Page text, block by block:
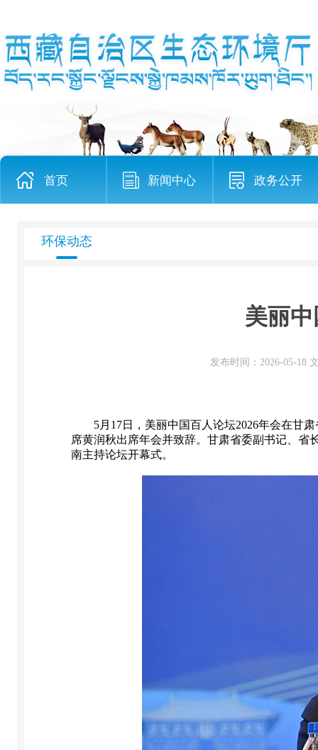
首页 新闻中心 政务公开
环保动态
美丽
发布时间：2026-05-18
5月17日，美丽中国百人论坛2026年会在甘肃
席黄润秋出席年会并致辞。甘肃省委副书记、
南主持论坛开幕式。